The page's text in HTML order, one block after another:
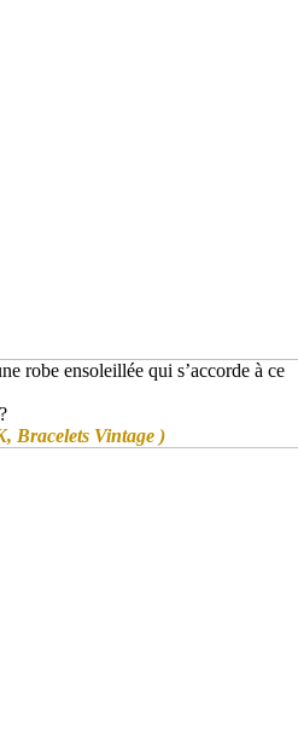
robe ensoleillée qui s’accorde à ce
Bracelets Vintage )